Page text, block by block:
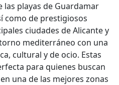
playas de Guardamar
como de prestigiosos
ciudades de Alicante y
mediterráneo con una
cultural y de ocio. Estas
para quienes buscan
una de las mejores zonas